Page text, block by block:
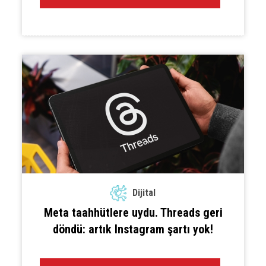
Dijital
Meta taahhütlere uydu. Threads geri
döndü: artık Instagram şartı yok!